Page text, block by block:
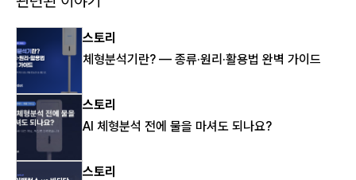
스토리
체형분석기란? — 종류·원리·활용법 완벽 가이드
스토리
AI 체형분석 전에 물을 마셔도 되나요?
스토리